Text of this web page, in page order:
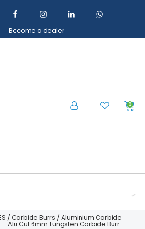
Become a dealer
0
/Carbide Burrs /Aluminium Carbide
- Alu Cut 6mm Tungsten Carbide Burr